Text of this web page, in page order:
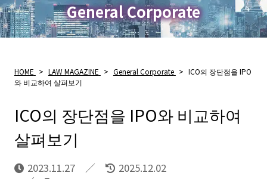
General Corporate
HOME > LAW MAGAZINE > General Corporate > ICO의 장단점을 IPO
와 비교하여 살펴보기
ICO의 장단점을 IPO와 비교하여
살펴보기
2023.11.27 2025.12.02